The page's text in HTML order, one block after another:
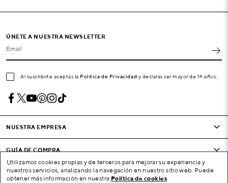
ÚNETE A NUESTRA NEWSLETTER
Email
Al suscribirte aceptas la Política de Privacidad y declaras ser mayor de 16 años.
NUESTRA EMPRESA
GUÍA DE COMPRA
CONDICIONES Y EMPRESA
Utilizamos cookies propias y de terceros para mejorar su experiencia y
nuestros servicios, analizando la navegación en nuestro sitio web. Puede
obtener más información en nuestra Política de cookies